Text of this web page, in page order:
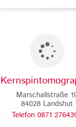
Marschallstraße
84028 Landshut
Telefon 0871